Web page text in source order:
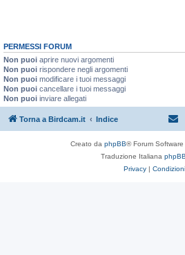
PERMESSI FORUM
Non puoi aprire nuovi argomenti
Non puoi rispondere negli argomenti
Non puoi modificare i tuoi messaggi
Non puoi cancellare i tuoi messaggi
Non puoi inviare allegati
Torna a Birdcam.it Indice
Creato da phpBB® Forum
Traduzione Italiana
Privacy | Condizioni